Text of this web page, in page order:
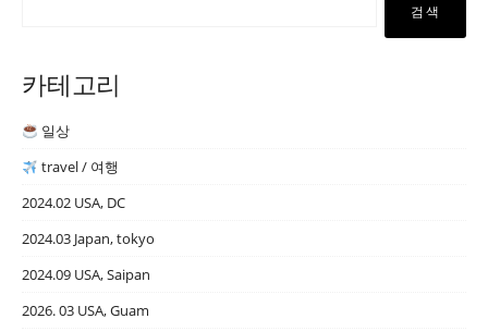
검색
카테고리
일상
travel / 여행
2024.02 USA, DC
2024.03 Japan, tokyo
2024.09 USA, Saipan
2026. 03 USA, Guam